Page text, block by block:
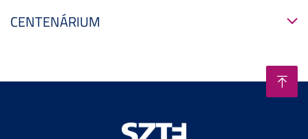
CENTENÁRIUM